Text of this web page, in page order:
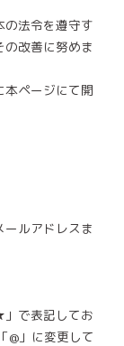
の法令を遵守す
改善に努めま
本ページにて開
ルアドレスま
で表記してお
@」に変更して